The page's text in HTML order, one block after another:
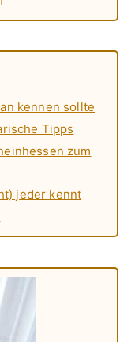
kennen sollte
Tipps
zum
jeder kennt